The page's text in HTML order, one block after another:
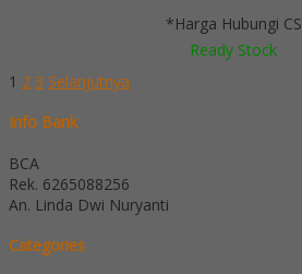
*Harga Hubungi CS
Ready Stock
1 2 3 Selanjutnya
Info Bank
BCA
Rek. 6265088256
An. Linda Dwi Nuryanti
Categories